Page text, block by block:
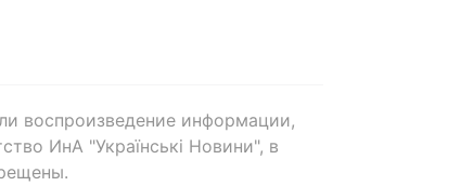
воспроизведение информации,
ИнА "Українські Новини", в